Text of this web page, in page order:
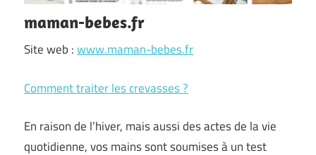
maman-bebes.fr
Site web :www.maman-bebes.fr
Comment traiter les crevasses ?
En raison de l’hiver, mais aussi des actes de la vie
quotidienne, vos mains sont soumises à un test